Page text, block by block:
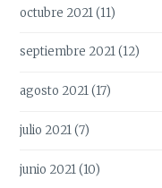
octubre 2021(11)
septiembre 2021(12)
agosto 2021(17)
julio 2021(7)
junio 2021(10)